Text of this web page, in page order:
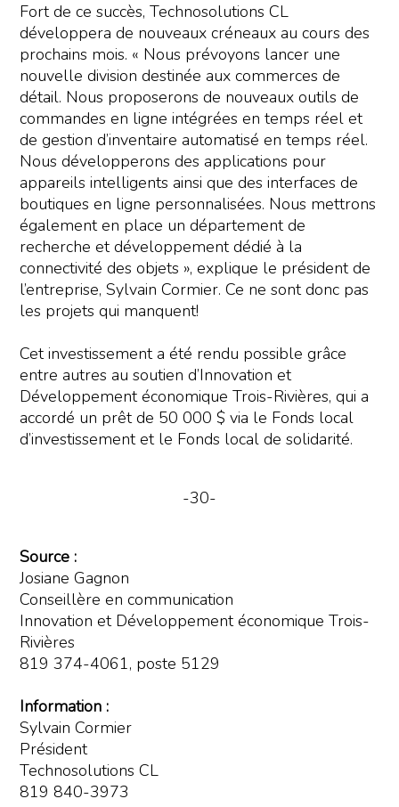
Fort de ce succès, Technosolutions CL
développera de nouveaux créneaux au cours des
prochains mois. « Nous prévoyons lancer une
nouvelle division destinée aux commerces de
détail. Nous proposerons de nouveaux outils de
commandes en ligne intégrées en temps réel et
de gestion d’inventaire automatisé en temps réel.
Nous développerons des applications pour
appareils intelligents ainsi que des interfaces de
boutiques en ligne personnalisées. Nous mettrons
également en place un département de
recherche et développement dédié à la
connectivité des objets », explique le président de
l’entreprise, Sylvain Cormier. Ce ne sont donc pas
les projets qui manquent!
Cet investissement a été rendu possible grâce
entre autres au soutien d’Innovation et
Développement économique Trois-Rivières, qui a
accordé un prêt de 50 000 $ via le Fonds local
d’investissement et le Fonds local de solidarité.
-30-
Source :
Josiane Gagnon
Conseillère en communication
Innovation et Développement économique Trois-
Rivières
819 374-4061, poste 5129
Information :
Sylvain Cormier
Président
Technosolutions CL
819 840-3973